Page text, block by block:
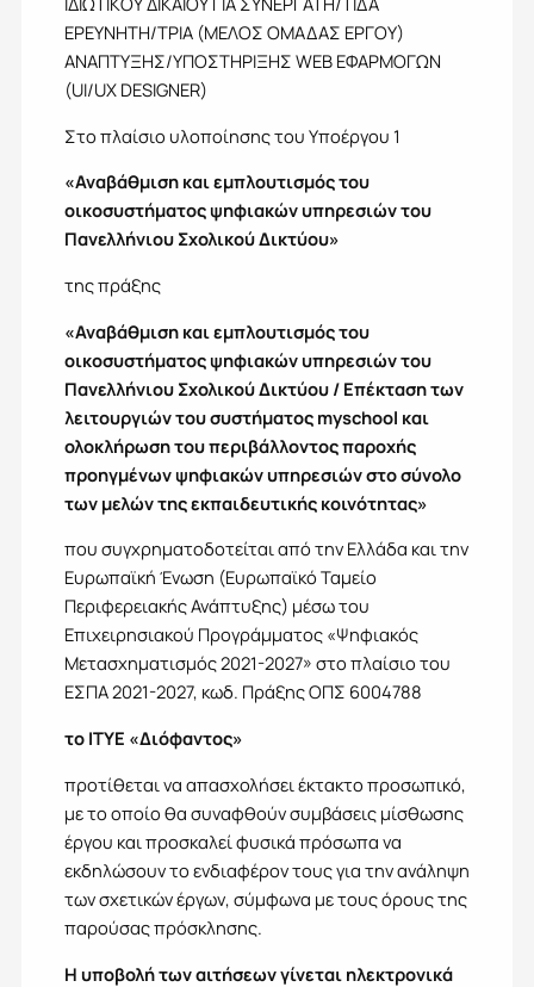
ΕΡΕΥΝΗΤΗ/ΤΡΙΑ (ΜΕΛΟΣ ΟΜΑΔΑΣ ΕΡΓΟΥ)
ΑΝΑΠΤΥΞΗΣ/ΥΠΟΣΤΗΡΙΞΗΣ WEB ΕΦΑΡΜΟΓΩΝ
(UI/UX DESIGNER)
Στο πλαίσιο υλοποίησης του Υποέργου 1
«Αναβάθμιση και εμπλουτισμός του
οικοσυστήματος ψηφιακών υπηρεσιών του
Πανελλήνιου Σχολικού Δικτύου»
της πράξης
«Αναβάθμιση και εμπλουτισμός του
οικοσυστήματος ψηφιακών υπηρεσιών του
Πανελλήνιου Σχολικού Δικτύου / Επέκταση των
λειτουργιών του συστήματος myschool και
ολοκλήρωση του περιβάλλοντος παροχής
προηγμένων ψηφιακών υπηρεσιών στο σύνολο
των μελών της εκπαιδευτικής κοινότητας»
που συγχρηματοδοτείται από την Ελλάδα και την
Ευρωπαϊκή Ένωση (Ευρωπαϊκό Ταμείο
Περιφερειακής Ανάπτυξης) μέσω του
Επιχειρησιακού Προγράμματος «Ψηφιακός
Μετασχηματισμός 2021-2027» στο πλαίσιο του
ΕΣΠΑ 2021-2027, κωδ. Πράξης ΟΠΣ 6004788
το ΙΤΥΕ «Διόφαντος»
προτίθεται να απασχολήσει έκτακτο προσωπικό,
με το οποίο θα συναφθούν συμβάσεις μίσθωσης
έργου και προσκαλεί φυσικά πρόσωπα να
εκδηλώσουν το ενδιαφέρον τους για την ανάληψη
των σχετικών έργων, σύμφωνα με τους όρους της
παρούσας πρόσκλησης.
Η υποβολή των αιτήσεων γίνεται ηλεκτρονικά